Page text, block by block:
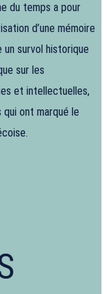
du temps a pour
d’une mémoire
un survol historique
sur les
et intellectuelles,
ont marqué le